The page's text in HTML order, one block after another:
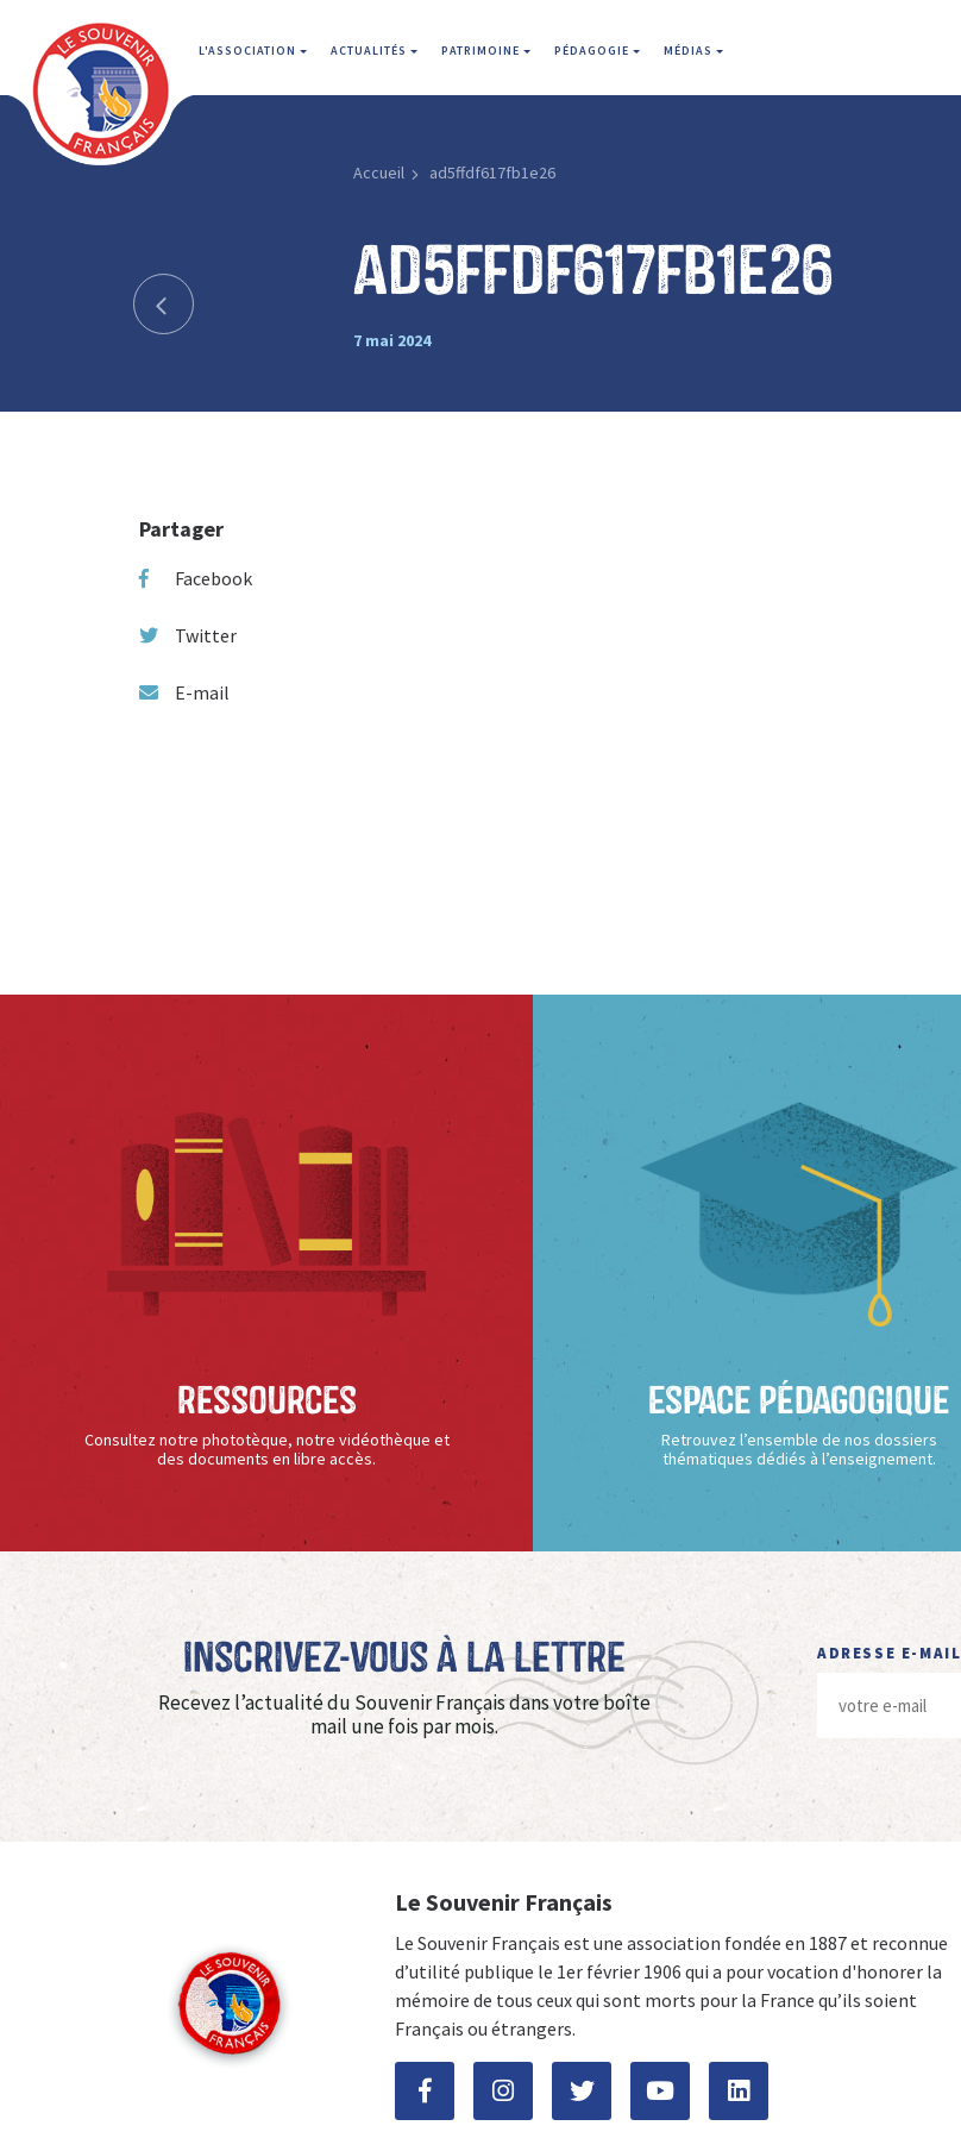
L'ASSOCIATION ACTUALITÉS PATRIMOINE PÉDAGOGIE MÉDIAS
Accueil ad5ffdf617fb1e26
ad5ffdf617fb1e26
7 mai 2024
Partager
Facebook
Twitter
E-mail
Ressources
Consultez notre phototèque, notre vidéothèque et
des documents en libre accès.
Espace Pédagogique
Retrouvez l’ensemble de nos dossiers
thématiques dédiés à l’enseignement.
Inscrivez-vous à La Lettre
Recevez l’actualité du Souvenir Français dans votre boîte
mail une fois par mois.
ADRESSE E-MAIL
Le Souvenir Français
Le Souvenir Français est une association fondée en 1887 et reconnue
d’utilité publique le 1er février 1906 qui a pour vocation d'honorer la
mémoire de tous ceux qui sont morts pour la France qu’ils soient
Français ou étrangers.